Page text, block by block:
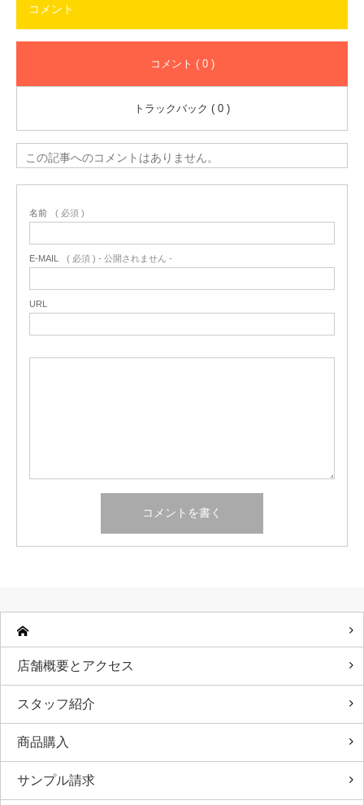
コメント
コメント ( 0 )
トラックバック ( 0 )
この記事へのコメントはありません。
名前 ( 必須 )
E-MAIL ( 必須 ) - 公開されません -
URL
店舗概要とアクセス
スタッフ紹介
商品購入
サンプル請求